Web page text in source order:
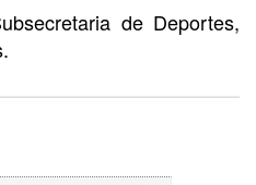
de Deportes,